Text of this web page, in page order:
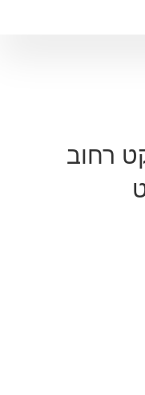
רחוב